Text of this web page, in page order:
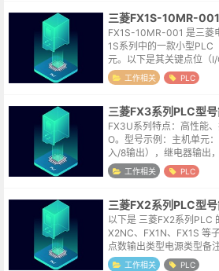
三菱FX1S-10MR-
FX1S-10MR-001 是三菱
1S系列中的一款小型PLC
元。以下是其关键点位（
析FX1S：系列名称，入门
工作相关 PLC
三菱FX3系列PLC型
FX3U系列特点：高性能
O。型号示例：主机单元
入/8输出），继电器输出
2点（16输入/16输出），
工作相关 PLC
三菱FX2系列PLC型
以下是 三菱FX2系列PLC
X2NC、FX1N、FX1S 等
点数输出类型电源类型备
8出)继电器AC/DC电源基
工作相关 PLC